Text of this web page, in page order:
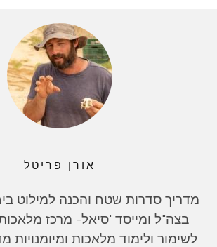
אורן פריטל
מדריך סדרות שטח והכנה למילוט
בצה"ל ומייסד 'סיאל- מרכז
לשימור ולימוד מלאכות ומיומנויות